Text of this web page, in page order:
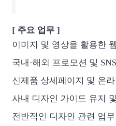
[ 주요 업무 ]
이미지 및 영상을 활용한
국내·해외 프로모션 및
신제품 상세페이지 및 온
사내 디자인 가이드 유지
전반적인 디자인 관련 업무